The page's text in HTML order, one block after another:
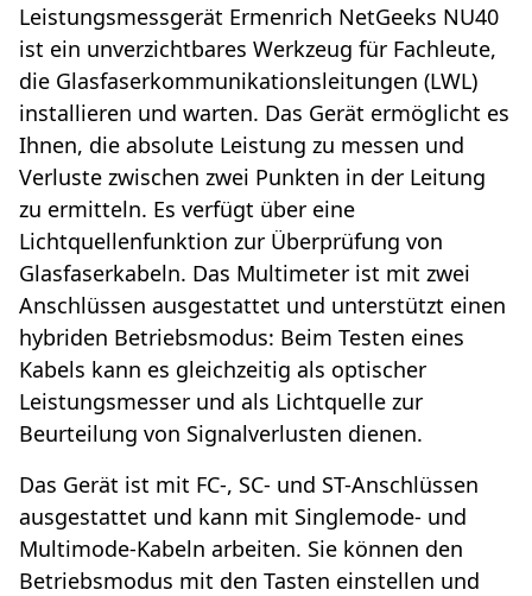
Leistungsmessgerät Ermenrich NetGeeks NU40
ist ein unverzichtbares Werkzeug für Fachleute,
die Glasfaserkommunikationsleitungen (LWL)
installieren und warten. Das Gerät ermöglicht es
Ihnen, die absolute Leistung zu messen und
Verluste zwischen zwei Punkten in der Leitung
zu ermitteln. Es verfügt über eine
Lichtquellenfunktion zur Überprüfung von
Glasfaserkabeln. Das Multimeter ist mit zwei
Anschlüssen ausgestattet und unterstützt einen
hybriden Betriebsmodus: Beim Testen eines
Kabels kann es gleichzeitig als optischer
Leistungsmesser und als Lichtquelle zur
Beurteilung von Signalverlusten dienen.
Das Gerät ist mit FC-, SC- und ST-Anschlüssen
ausgestattet und kann mit Singlemode- und
Multimode-Kabeln arbeiten. Sie können den
Betriebsmodus mit den Tasten einstellen und